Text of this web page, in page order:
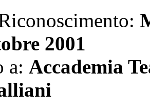
2001
a: Accademia